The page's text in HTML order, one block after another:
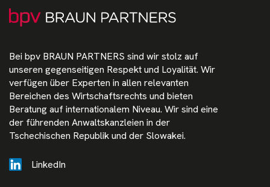
Bei bpv BRAUN PARTNERS sind wir stolz auf
unseren gegenseitigen Respekt und Loyalität. Wir
verfügen über Experten in allen relevanten
Bereichen des Wirtschaftsrechts und bieten
Beratung auf internationalem Niveau. Wir sind eine
der führenden Anwaltskanzleien in der
Tschechischen Republik und der Slowakei.
LinkedIn